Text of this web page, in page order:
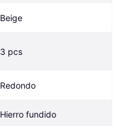
Beige
3 pcs
Redondo
Hierro fundido